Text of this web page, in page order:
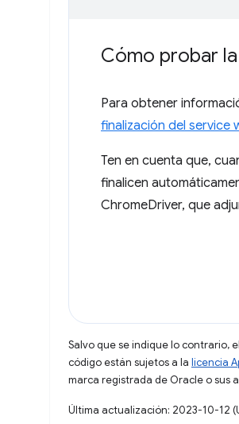
Cómo probar
Para obtener
finalización del service
Ten en cuenta que,
finalicen
ChromeDriver, que
Salvo que se indique lo contrario,
código están sujetos a la licencia
marca registrada de Oracle o sus
Última actualización: 2023-10-12